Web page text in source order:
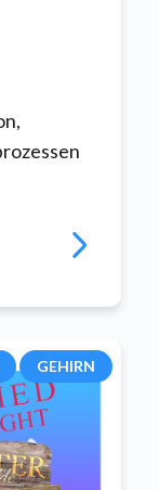
GEHIRN